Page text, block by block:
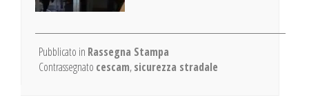
Pubblicato in Rassegna Stampa
Contrassegnato cescam,sicurezza stradale